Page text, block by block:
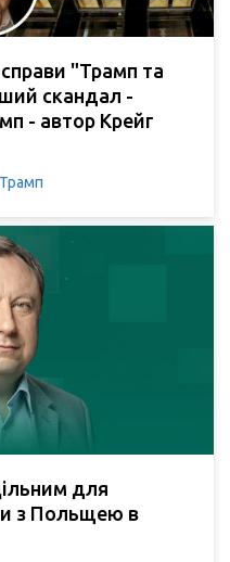
"Трамп та
скандал -
- автор Крейг
для
з Польщею в